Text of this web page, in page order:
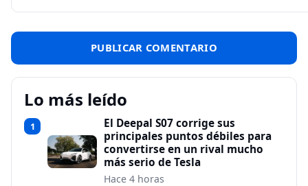
Lo más leído
1
El Deepal S07 corrige sus
principales puntos débiles para
convertirse en un rival mucho
más serio de Tesla
Hace 4 horas